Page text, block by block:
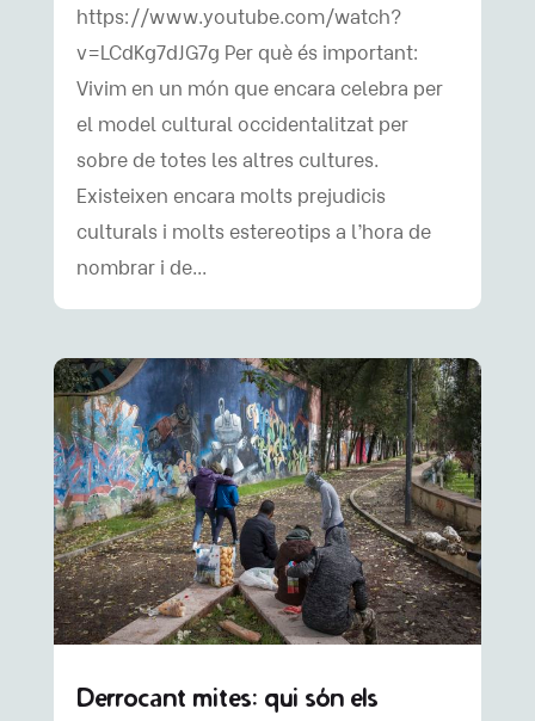
https://www.youtube.com/watch?
v=LCdKg7dJG7g Per què és important:
Vivim en un món que encara celebra per
el model cultural occidentalitzat per
sobre de totes les altres cultures.
Existeixen encara molts prejudicis
culturals i molts estereotips a l’hora de
nombrar i de...
Derrocant mites: qui són els